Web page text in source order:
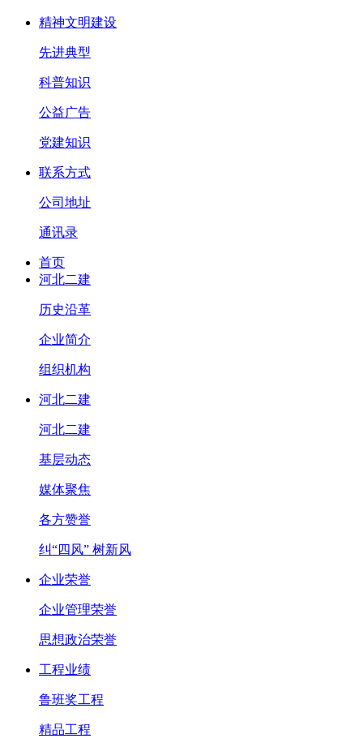
精神文明建设
先进典型
科普知识
公益广告
党建知识
联系方式
公司地址
通讯录
首页
河北二建
历史沿革
企业简介
组织机构
河北二建
河北二建
基层动态
媒体聚焦
各方赞誉
纠“四风” 树新风
企业荣誉
企业管理荣誉
思想政治荣誉
工程业绩
鲁班奖工程
精品工程